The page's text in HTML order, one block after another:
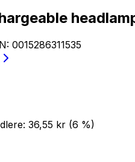
: 0015286311535
36,55 kr (6 %)